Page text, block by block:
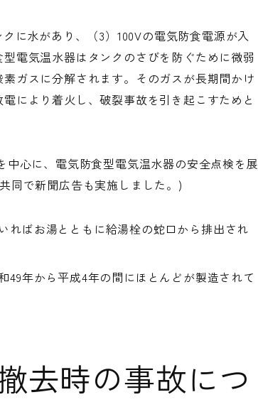
に水があり、（3）100Vの電気防食電源が入
電気温水器はタンクのさびを防ぐために微弱
ガスに分解されます。そのガスが長期間かけ
により着火し、破裂事故を引き起こすためと
心に、電気防食型電気温水器の安全点検を展
同で新聞広告も実施しました。)
ればお湯とともに給湯栓の蛇口から排出され
年から平成4年の間にほとんどが製造されて
去時の事故につ